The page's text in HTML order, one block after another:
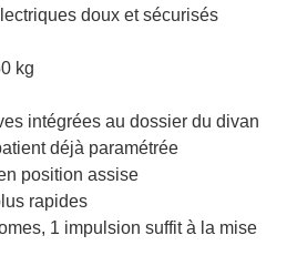
doux et sécurisés
kg
intégrées au dossier du divan
déjà paramétrée
position assise
rapides
1 impulsion suffit à la mise